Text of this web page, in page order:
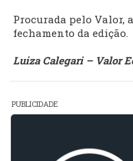
Procurada pelo Valor,
fechamento da edição.
Luiza Calegari – Valor
PUBLICIDADE